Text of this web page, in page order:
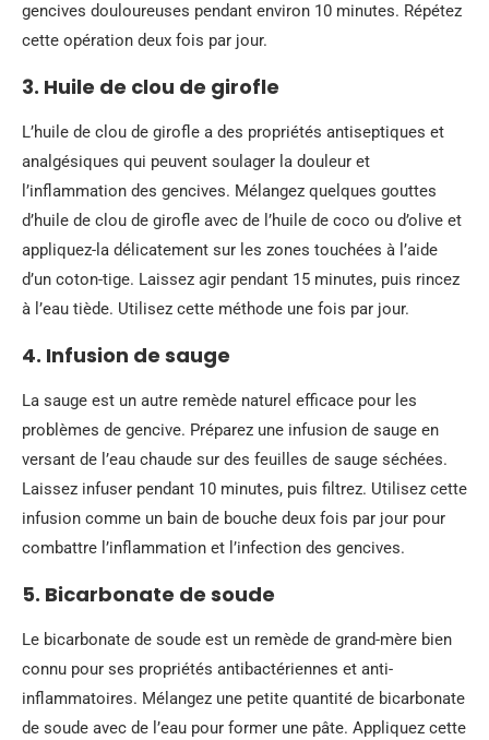
gencives douloureuses pendant environ 10 minutes. Répétez
cette opération deux fois par jour.
3. Huile de clou de girofle
L’huile de clou de girofle a des propriétés antiseptiques et
analgésiques qui peuvent soulager la douleur et
l’inflammation des gencives. Mélangez quelques gouttes
d’huile de clou de girofle avec de l’huile de coco ou d’olive et
appliquez-la délicatement sur les zones touchées à l’aide
d’un coton-tige. Laissez agir pendant 15 minutes, puis rincez
à l’eau tiède. Utilisez cette méthode une fois par jour.
4. Infusion de sauge
La sauge est un autre remède naturel efficace pour les
problèmes de gencive. Préparez une infusion de sauge en
versant de l’eau chaude sur des feuilles de sauge séchées.
Laissez infuser pendant 10 minutes, puis filtrez. Utilisez cette
infusion comme un bain de bouche deux fois par jour pour
combattre l’inflammation et l’infection des gencives.
5. Bicarbonate de soude
Le bicarbonate de soude est un remède de grand-mère bien
connu pour ses propriétés antibactériennes et anti-
inflammatoires. Mélangez une petite quantité de bicarbonate
de soude avec de l’eau pour former une pâte. Appliquez cette